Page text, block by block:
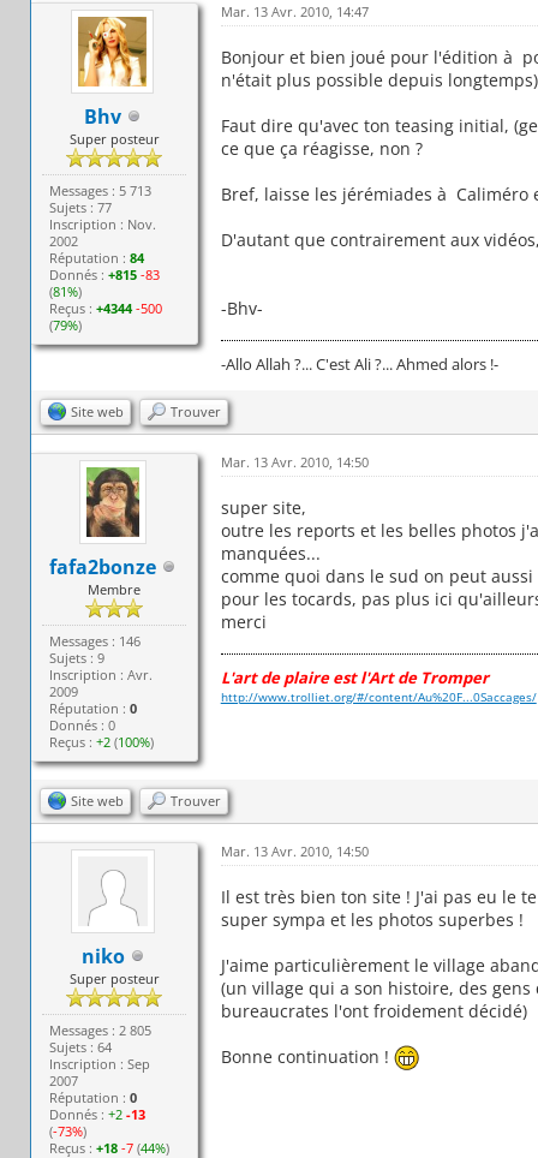
Bhv
Super posteur
Messages : 5 713
Sujets : 77
Inscription : Nov.
2002
Réputation :84
Donnés :+815 -83
(81%)
Reçus :+4344 -500
(79%)
Mar. 13 Avr. 2010, 14:47
Bonjour et bien joué pour l'édition à
n'était plus possible depuis
Faut dire qu'avec ton teasing initial,
ce que ça réagisse, non ?
Bref, laisse les jérémiades à
D'autant que contrairement aux
-Bhv-
-Allo Allah ?... C'est Ali ?... Ahmed alors !-
Site web Trouver
fafa2bonze
Membre
Messages : 146
Sujets : 9
Inscription : Avr.
2009
Réputation :0
Donnés : 0
Reçus :+2 (100%)
Mar. 13 Avr. 2010, 14:50
super site,
outre les reports et les belles photos
manquées...
comme quoi dans le sud on peut
pour les tocards, pas plus ici
merci
L'art de plaire est l'Art de Tromper
http://www.trolliet.org/#/content/Au%20F...0Saccages/
Site web Trouver
niko
Super posteur
Messages : 2 805
Sujets : 64
Inscription : Sep
2007
Réputation :0
Donnés :+2 -13
(-73%)
Reçus :+18 -7 (44%)
Mar. 13 Avr. 2010, 14:50
Il est très bien ton site ! J'ai pas eu le
super sympa et les photos superbes !
J'aime particulièrement le village
(un village qui a son histoire, des
bureaucrates l'ont froidement décidé)
Bonne continuation !